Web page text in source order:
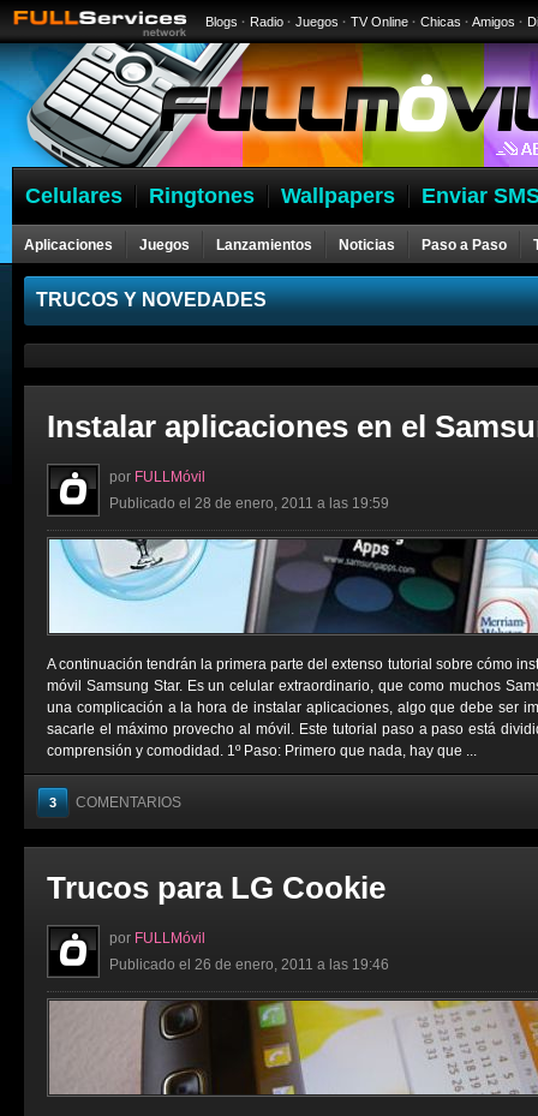
Blogs · Radio · Juegos · TV Online · Chicas · Amigos ·
Celulares Ringtones Wallpapers Enviar
Aplicaciones Juegos Lanzamientos Noticias Paso a Paso
Celulares
TRUCOS Y NOVEDADES
Instalar aplicaciones en el
por FULLMóvil
Publicado el 28 de enero, 2011 a las 19:59
A continuación tendrán la primera parte del extenso tutorial sobre cómo
móvil Samsung Star. Es un celular extraordinario, que como muchos
una complicación a la hora de instalar aplicaciones, algo que debe ser
sacarle el máximo provecho al móvil. Este tutorial paso a paso está
comprensión y comodidad. 1º Paso: Primero que nada, hay que ...
3 COMENTARIOS
Trucos para LG Cookie
por FULLMóvil
Publicado el 26 de enero, 2011 a las 19:46